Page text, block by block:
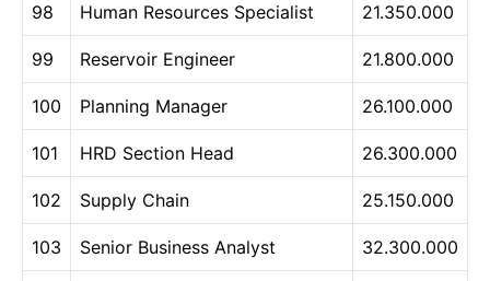
98 Human Resources Specialist 21.350.000
99 Reservoir Engineer 21.800.000
100 Planning Manager 26.100.000
101 HRD Section Head 26.300.000
102 Supply Chain 25.150.000
103 Senior Business Analyst 32.300.000